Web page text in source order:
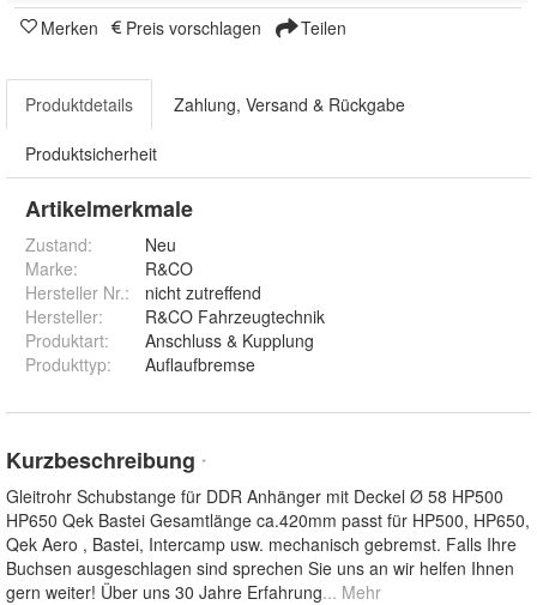
Merken Preis vorschlagen Teilen
Produktdetails Zahlung, Versand & Rückgabe
Produktsicherheit
Artikelmerkmale
Zustand:
Neu
Marke:
R&CO
Hersteller Nr.:
nicht zutreffend
Hersteller:
R&CO Fahrzeugtechnik
Produktart:
Anschluss & Kupplung
Produkttyp: Auflaufbremse
Kurzbeschreibung *
Gleitrohr Schubstange für DDR Anhänger mit Deckel Ø 58 HP500
HP650 Qek Bastei Gesamtlänge ca.420mm passt für HP500, HP650,
Qek Aero , Bastei, Intercamp usw. mechanisch gebremst. Falls Ihre
Buchsen ausgeschlagen sind sprechen Sie uns an wir helfen Ihnen
gern weiter! Über uns 30 Jahre Erfahrung... Mehr